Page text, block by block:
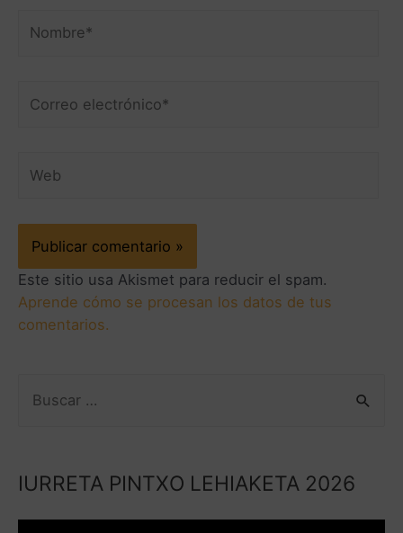
Este sitio usa Akismet para reducir el spam.
Aprende cómo se procesan los datos de tus
comentarios.
IURRETA PINTXO LEHIAKETA 2026